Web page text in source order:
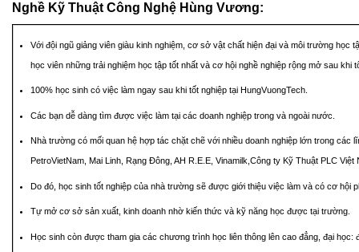
Nghề Kỹ Thuật Công Nghệ Hùng Vương:
Với đội ngũ giảng viên giàu kinh nghiệm, cơ sở vật chất hiện đại và môi trường
học viên những trải nghiệm học tập tốt nhất và cơ hội nghề nghiệp rộng mở sau khi
100% học sinh có việc làm ngay sau khi tốt nghiệp tại HungVuongTech.
Các bạn dễ dàng tìm được việc làm tại các doanh nghiệp trong và ngoài nước.
Nhà trường có mối quan hệ hợp tác chặt chẽ với nhiều doanh nghiệp lớn trong
PetroVietNam, Mai Linh, Rạng Đông, AH R.E.E, Vinamilk,Công ty Kỹ Thuật PLC
Do đó, học sinh tốt nghiệp của nhà trường sẽ được giới thiệu việc làm và có cơ hội
Tự mở cơ sở sản xuất, kinh doanh nhờ kiến thức và kỹ năng học được tại trường.
Học sinh còn được tham gia các chương trình học liên thông lên cao đẳng, đại học: